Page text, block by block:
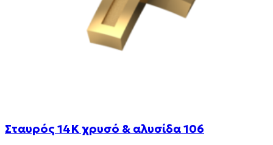
Σταυρός 14Κ χρυσό & αλυσίδα 106